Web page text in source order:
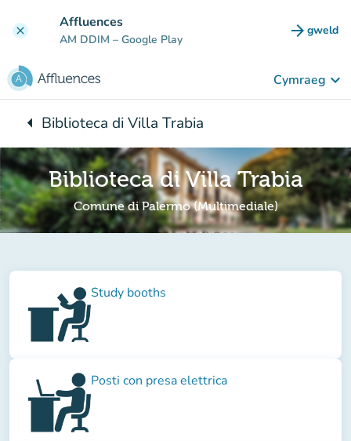
clear Affluences
AM DDIM – Google Play arrow_forward gweld
(tab
Cymraeg keyboard_arrow_down
arrow_leftYn ôl i:
Biblioteca di Villa Trabia
Biblioteca di Villa Trabia
Comune di Palermo (Multimediale)
Study booths
Posti con presa elettrica